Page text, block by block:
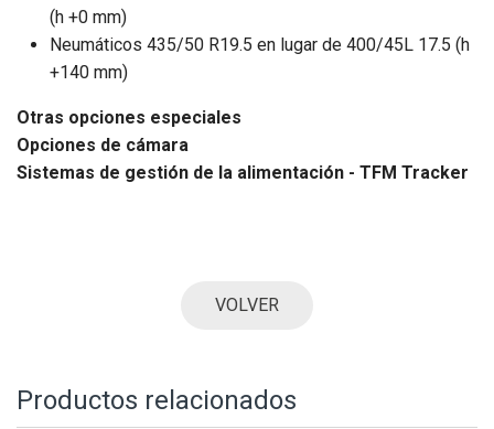
(h +0 mm)
Neumáticos 435/50 R19.5 en lugar de 400/45L 17.5 (h
+140 mm)
Otras opciones especiales
Opciones de cámara
Sistemas de gestión de la alimentación - TFM Tracker
VOLVER
Productos relacionados